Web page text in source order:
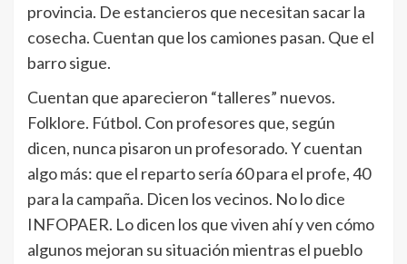
provincia. De estancieros que necesitan sacar la
cosecha. Cuentan que los camiones pasan. Que el
barro sigue.
Cuentan que aparecieron “talleres” nuevos.
Folklore. Fútbol. Con profesores que, según
dicen, nunca pisaron un profesorado. Y cuentan
algo más: que el reparto sería 60 para el profe, 40
para la campaña. Dicen los vecinos. No lo dice
INFOPAER. Lo dicen los que viven ahí y ven cómo
algunos mejoran su situación mientras el pueblo